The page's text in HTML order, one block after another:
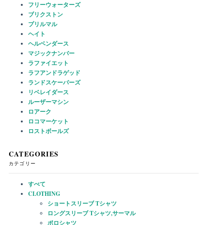
フリーウォーターズ
ブリクストン
プリルマル
ヘイト
ヘルベンダース
マジックナンバー
ラファイエット
ラフアンドラゲッド
ランドスケーパーズ
リベレイダース
ルーザーマシン
ロアーク
ロコマーケット
ロストボールズ
CATEGORIES
カテゴリー
すべて
CLOTHING
ショートスリーブ Tシャツ
ロングスリーブ Tシャツ,サーマル
ポロシャツ